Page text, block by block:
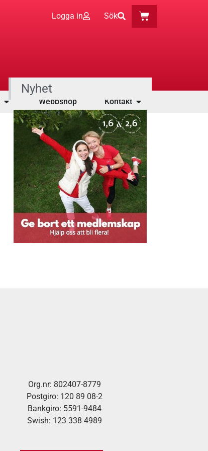
Logga in Sök
Webbshop Kontakt
Nyhet
Org.nr: 802407-8779
Postgiro: 120 89 08-2
Bankgiro: 5591-9484
Swish: 123 338 4989